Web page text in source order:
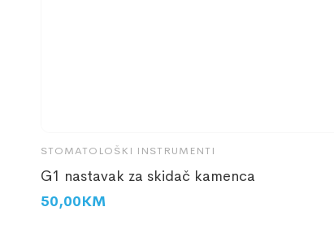
STOMATOLOŠKI INSTRUMENTI
G1 nastavak za skidač kamenca
50,00KM